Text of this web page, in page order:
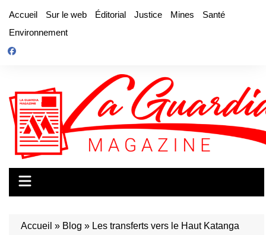
contenu
Accueil Sur le web Éditorial Justice Mines
Santé
Environnement
Accueil » Blog » Les transferts vers le Haut Katanga